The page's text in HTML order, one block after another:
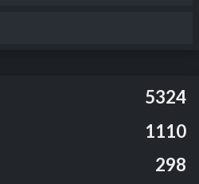
5324
1110
298